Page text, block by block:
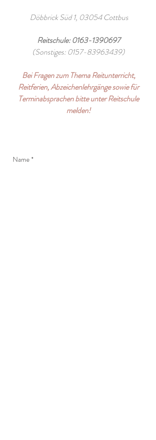
Döbbrick Süd 1, 03054 Cottbus
Reitschule:0163-1390697
(Sonstiges: 0157-83963439)
Bei Fragen zum Thema Reitunterricht,
Reitferien, Abzeichenlehrgänge sowie für
Terminabsprachen bitte unter Reitschule
melden!